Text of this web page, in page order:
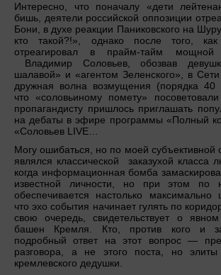
Интересно, что поначалу «дети
бишь, деятели российской оппозиции
Бони, в духе реакции Паниковского на
кто такой?!», однако после того,
отреагировал в прайм-тайм мощной
Владимир Соловьев, обозвав
шалавой» и «агентом Зеленского», в
дружная волна возмущения (порядка 40
что «соловьиному помету»
пропагандисту пришлось приглашать
на дебаты в эфире программы «Полный
«Соловьев LIVE…
Могу ошибаться, но по моей субъективной
являлся классической заказухой класса
когда информационная бомба
известной личности, но при этом по
обеспечивается настолько максимально
что эхо события начинает гулять по
свою очередь, свидетельствует о
башен Кремля. Кто, против кого и
подробный ответ на этот вопрос —
разговора, а не этого поста, но
кремлевского дедушки.